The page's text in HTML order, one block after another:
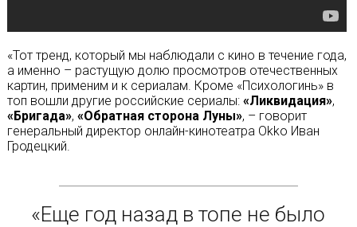
«Тот тренд, который мы наблюдали с кино в течение года,
а именно – растущую долю просмотров отечественных
картин, применим и к сериалам. Кроме «Психологинь» в
топ вошли другие российские сериалы: «Ликвидация»,
«Бригада», «Обратная сторона Луны», – говорит
генеральный директор онлайн-кинотеатра Okko Иван
Гродецкий.
«Еще год назад в топе не было